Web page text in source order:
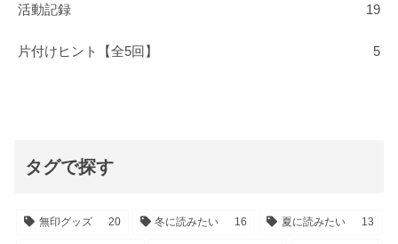
活動記録 19
片付けヒント【全5回】 5
タグで探す
無印グッズ 20 冬に読みたい 16 夏に読みたい 13